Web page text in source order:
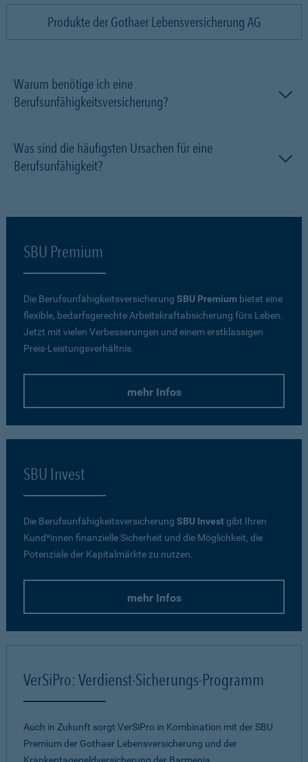
Produkte der Gothaer Lebensversicherung AG
Warum benötige ich eine
Berufsunfähigkeitsversicherung?
Was sind die häufigsten Ursachen für eine
Berufsunfähigkeit?
SBU Premium
Die Berufsunfähigkeitsversicherung SBU Premium bietet eine
flexible, bedarfsgerechte Arbeitskraftabsicherung fürs Leben.
Jetzt mit vielen Verbesserungen und einem erstklassigen
Preis-Leistungsverhältnis.
mehr Infos
SBU Invest
Die Berufsunfähigkeitsversicherung SBU Investgibt Ihren
Kund*innen finanzielle Sicherheit und die Möglichkeit, die
Potenziale der Kapitalmärkte zu nutzen.
mehr Infos
VerSiPro: Verdienst-Sicherungs-Programm
Auch in Zukunft sorgt VerSiPro in Kombination mit der SBU
Premium der Gothaer Lebensversicherung und der